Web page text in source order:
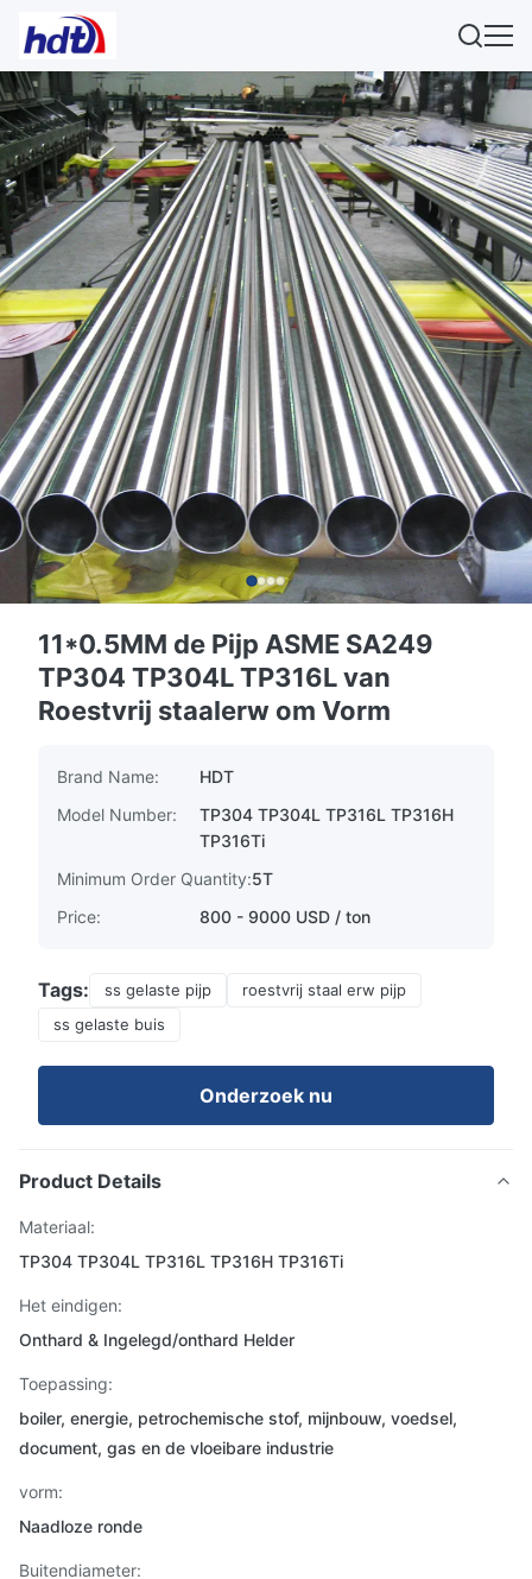
11*0.5MM de Pijp ASME SA249
TP304 TP304L TP316L van
Roestvrij staalerw om Vorm
Brand Name:
HDT
Model Number:
TP304 TP304L TP316L TP316H
TP316Ti
Minimum Order Quantity:5T
Price:
800 - 9000 USD / ton
Tags: ss gelaste pijp
roestvrij staal erw pijp
ss gelaste buis
Onderzoek nu
Product Details
Materiaal:
TP304 TP304L TP316L TP316H TP316Ti
Het eindigen:
Onthard & Ingelegd/onthard Helder
Toepassing:
boiler, energie, petrochemische stof, mijnbouw, voedsel,
document, gas en de vloeibare industrie
vorm:
Naadloze ronde
Buitendiameter: